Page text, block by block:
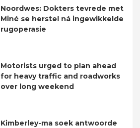
Noordwes: Dokters tevrede met
Miné se herstel ná ingewikkelde
rugoperasie
Motorists urged to plan ahead
for heavy traffic and roadworks
over long weekend
Kimberley-ma soek antwoorde